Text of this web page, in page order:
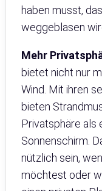
haben musst,
weggeblasen
Mehr
bietet nicht nur
Wind. Mit ihren
bieten
Privatsphäre als
Sonnenschirm.
nützlich sein,
möchtest oder